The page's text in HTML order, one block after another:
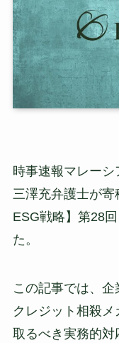
時事速報マレーシ
三澤充弁護士が
ESG戦略】第28
た。
この記事では、
クレジット相殺
取るべき実務的対